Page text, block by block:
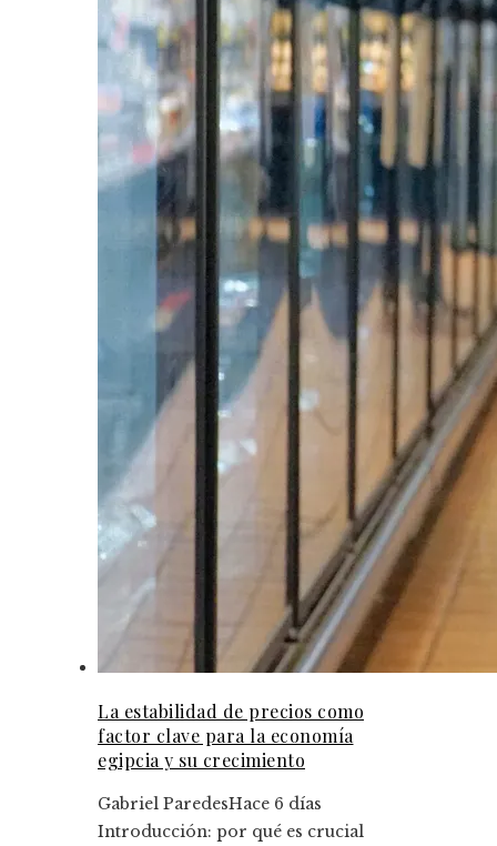
La estabilidad de precios como
factor clave para la economía
egipcia y su crecimiento
Gabriel ParedesHace 6 días
Introducción: por qué es crucial